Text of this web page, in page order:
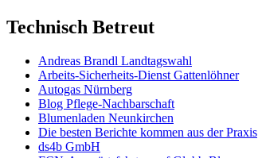
Technisch Betreut
Andreas Brandl Landtagswahl
Arbeits-Sicherheits-Dienst Gattenlöhner
Autogas Nürnberg
Blog Pflege-Nachbarschaft
Blumenladen Neunkirchen
Die besten Berichte kommen aus der Praxis
ds4b GmbH